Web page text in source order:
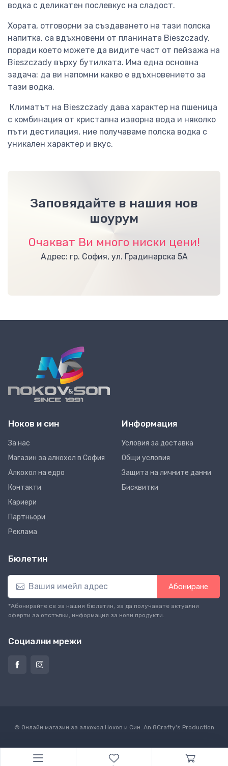
водка с деликатен послевкус на сладост.
Хората, отговорни за създаването на тази полска
напитка, са вдъхновени от планината Bieszczady,
поради което можете да видите част от пейзажа на
Bieszczady върху бутилката. Има една основна
задача: да ви напомни какво е вдъхновението за
тази водка.
Климатът на Bieszczady дава характер на пшеница
с комбинация от кристална изворна вода и няколко
пъти дестилация, ние получаваме полска водка с
уникален характер и вкус.
Заповядайте в нашия нов
шоурум
Очакват Ви много ниски цени!
Адрес: гр. София, ул. Градинарска 5А
Ноков и син
За нас
Магазин за алкохол в София
Алкохол на едро
Контакти
Кариери
Партньори
Реклама
Информация
Условия за доставка
Общи условия
Защита на личните данни
Бисквитки
Бюлетин
Абониране
*Абонирайте се за нашия бюлетин, за да получавате актуални
оферти за отстъпки, информация за нови продукти.
Социални мрежи
© Онлайн магазин за алкохол Ноков и Син. An 8Crafty's Production